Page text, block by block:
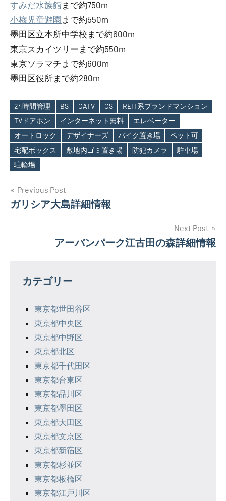
すみだ水族館まで約750m
小梅児童遊園 まで約550m
墨田区立本所中学校まで約600m
東京スカイツリーまで約550m
東京ソラマチまで約600m
墨田区役所まで約280m
Tags
24時間管理 BS CATV CS
REIT系ブランドマンション
TVドアホン
インターネット無料
エレベーター
オートロック
デザイナーズ バイク置き場
ペット可
宅配ボックス
敷地内ゴミ置き場 防犯カメラ
駐車場
駐輪場
投
稿
ー
Previous Post
ガリシア大島詳細情報
Next Post
アーバンパーク江古田の森詳細情報
カテゴリー
東京都世田谷区
東京都中央区
東京都中野区
東京都北区
東京都千代田区
東京都台東区
東京都品川区
東京都墨田区
東京都大田区
東京都文京区
東京都新宿区
東京都杉並区
東京都板橋区
東京都江戸川区